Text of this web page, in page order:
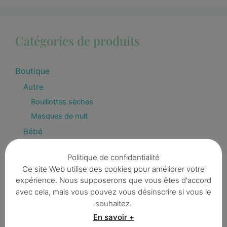
Catégories de produits
Boutique
Autre
Bouillottes sèches
Masques de nuit
Bébé
Bavouilles et bandanas
Capes de bain
Politique de confidentialité
Ce site Web utilise des cookies pour améliorer votre
expérience. Nous supposerons que vous êtes d'accord
avec cela, mais vous pouvez vous désinscrire si vous le
souhaitez.
En savoir +